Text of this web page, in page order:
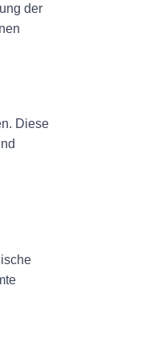
der
Diese